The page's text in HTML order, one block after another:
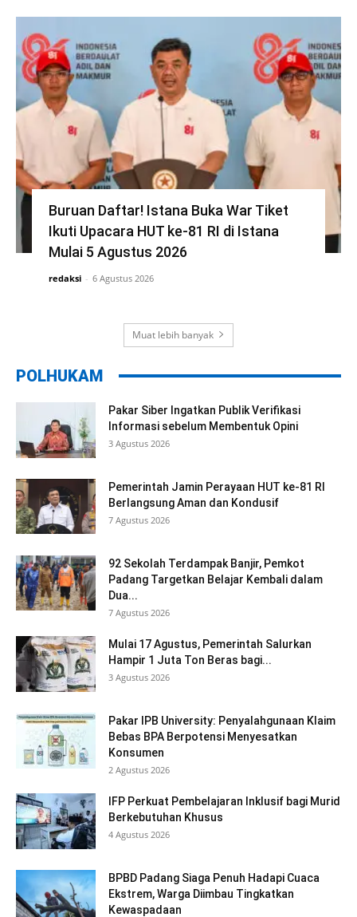
Buruan Daftar! Istana Buka War Tiket
Ikuti Upacara HUT ke-81 RI di Istana
Mulai 5 Agustus 2026
redaksi - 6 Agustus 2026
Muat lebih banyak
POLHUKAM
Pakar Siber Ingatkan Publik Verifikasi
Informasi sebelum Membentuk Opini
3 Agustus 2026
Pemerintah Jamin Perayaan HUT ke-81 RI
Berlangsung Aman dan Kondusif
7 Agustus 2026
92 Sekolah Terdampak Banjir, Pemkot
Padang Targetkan Belajar Kembali dalam
Dua...
7 Agustus 2026
Mulai 17 Agustus, Pemerintah Salurkan
Hampir 1 Juta Ton Beras bagi...
3 Agustus 2026
Pakar IPB University: Penyalahgunaan Klaim
Bebas BPA Berpotensi Menyesatkan
Konsumen
2 Agustus 2026
IFP Perkuat Pembelajaran Inklusif bagi Murid
Berkebutuhan Khusus
4 Agustus 2026
BPBD Padang Siaga Penuh Hadapi Cuaca
Ekstrem, Warga Diimbau Tingkatkan
Kewaspadaan